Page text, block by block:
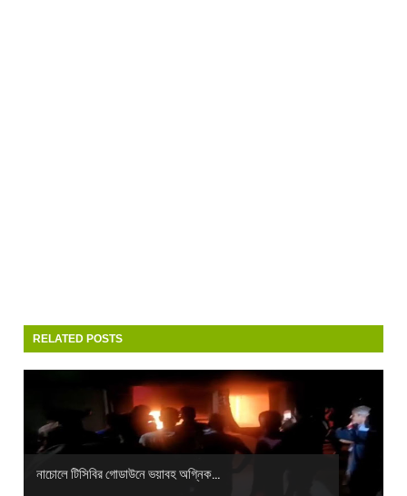
RELATED POSTS
নাচোলে টিসিবির গোডাউনে ভয়াবহ অগ্নিক...